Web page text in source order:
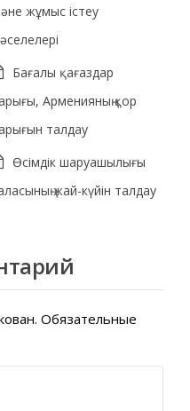
жұмыс істеу
Бағалы қағаздар
Арменияның қор
талдау
Өсімдік шаруашылығы
жай-күйін талдау
Обязательные